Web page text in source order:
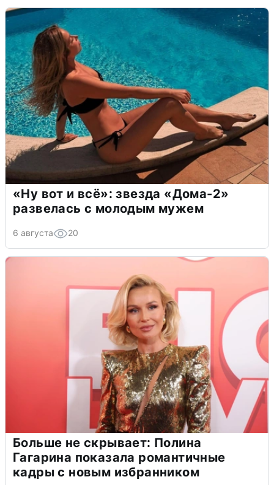
«Ну вот и всё»: звезда «Дома-2»
развелась с молодым мужем
6 августа 20
Больше не скрывает: Полина
Гагарина показала романтичные
кадры с новым избранником